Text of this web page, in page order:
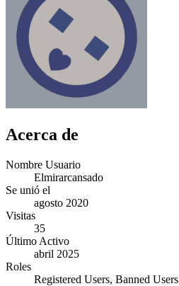
Acerca de
Nombre Usuario
Elmirarcansado
Se unió el
agosto 2020
Visitas
35
Último Activo
abril 2025
Roles
Registered Users, Banned Users